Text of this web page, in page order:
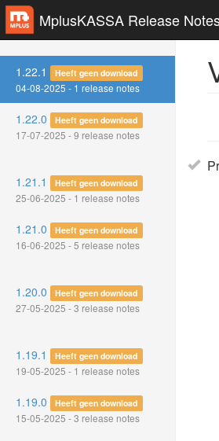
MplusKASSA Release
1.22.1 Heeft geen download
04-08-2025 - 1 release notes
1.22.0 Heeft geen download
17-07-2025 - 9 release notes
1.21.1 Heeft geen download
25-06-2025 - 1 release notes
1.21.0 Heeft geen download
16-06-2025 - 5 release notes
1.20.0 Heeft geen download
27-05-2025 - 3 release notes
1.19.1 Heeft geen download
19-05-2025 - 1 release notes
1.19.0 Heeft geen download
15-05-2025 - 3 release notes